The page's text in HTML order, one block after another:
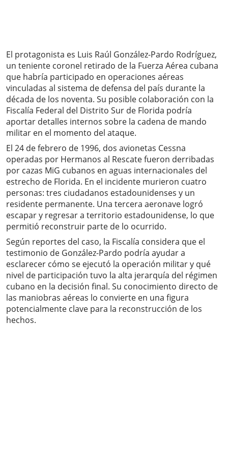
El protagonista es Luis Raúl González-Pardo Rodríguez,
un teniente coronel retirado de la Fuerza Aérea cubana
que habría participado en operaciones aéreas
vinculadas al sistema de defensa del país durante la
década de los noventa. Su posible colaboración con la
Fiscalía Federal del Distrito Sur de Florida podría
aportar detalles internos sobre la cadena de mando
militar en el momento del ataque.
El 24 de febrero de 1996, dos avionetas Cessna
operadas por Hermanos al Rescate fueron derribadas
por cazas MiG cubanos en aguas internacionales del
estrecho de Florida. En el incidente murieron cuatro
personas: tres ciudadanos estadounidenses y un
residente permanente. Una tercera aeronave logró
escapar y regresar a territorio estadounidense, lo que
permitió reconstruir parte de lo ocurrido.
Según reportes del caso, la Fiscalía considera que el
testimonio de González-Pardo podría ayudar a
esclarecer cómo se ejecutó la operación militar y qué
nivel de participación tuvo la alta jerarquía del régimen
cubano en la decisión final. Su conocimiento directo de
las maniobras aéreas lo convierte en una figura
potencialmente clave para la reconstrucción de los
hechos.